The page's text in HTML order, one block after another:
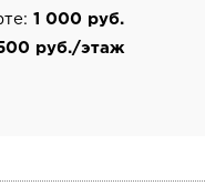
1 000 руб.
руб./этаж